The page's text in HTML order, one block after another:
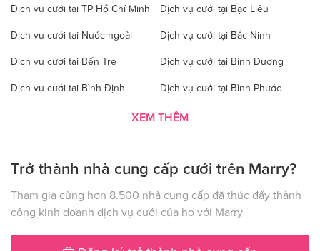
Dịch vụ cưới tại TP Hồ Chí Minh Dịch vụ cưới tại Bạc Liêu
Dịch vụ cưới tại Nước ngoài Dịch vụ cưới tại Bắc Ninh
Dịch vụ cưới tại Bến Tre Dịch vụ cưới tại Bình Dương
Dịch vụ cưới tại Bình Định Dịch vụ cưới tại Bình Phước
Dịch vụ cưới tại Bình Thuận Dịch vụ cưới tại Cà Mau
Dịch vụ cưới tại Hà Nội Dịch vụ cưới tại Đăk Nông
Dịch vụ cưới tại Điện Biên Dịch vụ cưới tại Đồng Nai
Dịch vụ cưới tại Đồng Tháp Dịch vụ cưới tại Gia Lai
Dịch vụ cưới tại Hà Giang Dịch vụ cưới tại Hà Nam
XEM THÊM
Trở thành nhà cung cấp cưới trên Marry?
Tham gia cùng hơn 8.500 nhà cung cấp đã thúc đẩy thành
công kinh doanh dịch vụ cưới của họ với Marry